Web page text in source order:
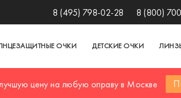
8 (495) 798-02-28 8 (800)
ОЧКИ ДЕТСКИЕ ОЧКИ
цену на любую оправу в Москве